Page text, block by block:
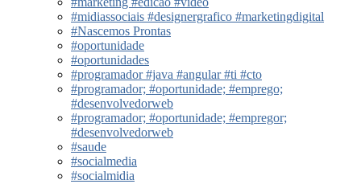
#midiassociais #designergrafico #marketingdigital
#Nascemos Prontas
#oportunidade
#oportunidades
#programador #java #angular #ti #cto
#programador; #oportunidade; #emprego;
#desenvolvedorweb
#programador; #oportunidade; #empregor;
#desenvolvedorweb
#saude
#socialmedia
#socialmidia